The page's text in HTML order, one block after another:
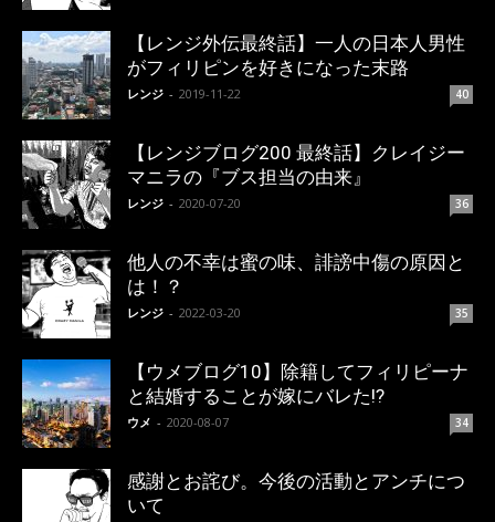
【レンジ外伝最終話】一人の日本人男性
がフィリピンを好きになった末路
レンジ - 2019-11-22 40
【レンジブログ200 最終話】クレイジー
マニラの『ブス担当の由来』
レンジ - 2020-07-20 36
他人の不幸は蜜の味、誹謗中傷の原因と
は！？
レンジ - 2022-03-20 35
【ウメブログ10】除籍してフィリピーナ
と結婚することが嫁にバレた!?
ウメ - 2020-08-07 34
感謝とお詫び。今後の活動とアンチにつ
いて